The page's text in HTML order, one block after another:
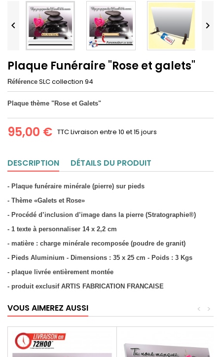
 
Plaque Funéraire "Rose et galets"
Référence SLC collection 94
Plaque thème "Rose et Galets"
95,00 € TTCLivraison entre 10 et 15 jours
DESCRIPTION DÉTAILS DU PRODUIT
- Plaque funéraire minérale (pierre) sur pieds
- Thème «Galets et Rose»
- Procédé d’inclusion d’image dans la pierre (Stratographie®)
- 1 texte à personnaliser 14 x 2,2 cm
- matière : charge minérale recomposée (poudre de granit)
- Pieds Aluminium - Dimensions : 35 x 25 cm - Poids : 3 Kgs
- plaque livrée entièrement montée
- produit exclusif ARTIS FABRICATION FRANCAISE
VOUS AIMEREZ AUSSI >
<